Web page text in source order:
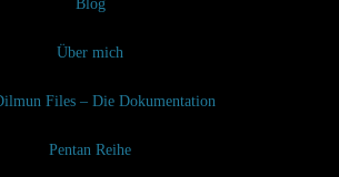
Über mich
Files – Die Dokumentation
Pentan Reihe